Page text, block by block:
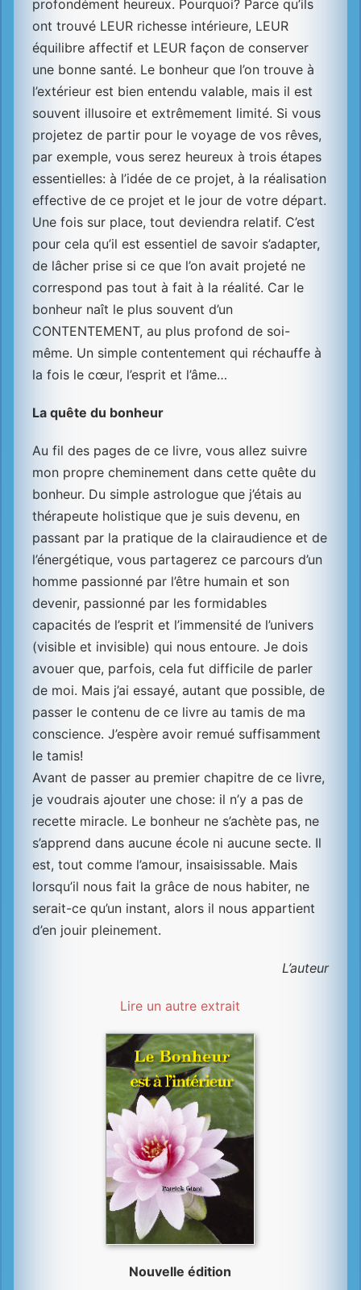
profondément heureux. Pourquoi? Parce qu’ils
ont trouvé LEUR richesse intérieure, LEUR
équilibre affectif et LEUR façon de conserver
une bonne santé. Le bonheur que l’on trouve à
l’extérieur est bien entendu valable, mais il est
souvent illusoire et extrêmement limité. Si vous
projetez de partir pour le voyage de vos rêves,
par exemple, vous serez heureux à trois étapes
essentielles: à l’idée de ce projet, à la réalisation
effective de ce projet et le jour de votre départ.
Une fois sur place, tout deviendra relatif. C’est
pour cela qu’il est essentiel de savoir s’adapter,
de lâcher prise si ce que l’on avait projeté ne
correspond pas tout à fait à la réalité. Car le
bonheur naît le plus souvent d’un
CONTENTEMENT, au plus profond de soi-
même. Un simple contentement qui réchauffe à
la fois le cœur, l’esprit et l’âme…
La quête du bonheur
Au fil des pages de ce livre, vous allez suivre
mon propre cheminement dans cette quête du
bonheur. Du simple astrologue que j’étais au
thérapeute holistique que je suis devenu, en
passant par la pratique de la clairaudience et de
l’énergétique, vous partagerez ce parcours d’un
homme passionné par l’être humain et son
devenir, passionné par les formidables
capacités de l’esprit et l’immensité de l’univers
(visible et invisible) qui nous entoure. Je dois
avouer que, parfois, cela fut difficile de parler
de moi. Mais j’ai essayé, autant que possible, de
passer le contenu de ce livre au tamis de ma
conscience. J’espère avoir remué suffisamment
le tamis!
Avant de passer au premier chapitre de ce livre,
je voudrais ajouter une chose: il n’y a pas de
recette miracle. Le bonheur ne s’achète pas, ne
s’apprend dans aucune école ni aucune secte. Il
est, tout comme l’amour, insaisissable. Mais
lorsqu’il nous fait la grâce de nous habiter, ne
serait-ce qu’un instant, alors il nous appartient
d’en jouir pleinement.
L’auteur
Lire un autre extrait
Nouvelle édition